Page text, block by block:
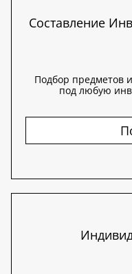
Составление
Подбор предметов
под любую